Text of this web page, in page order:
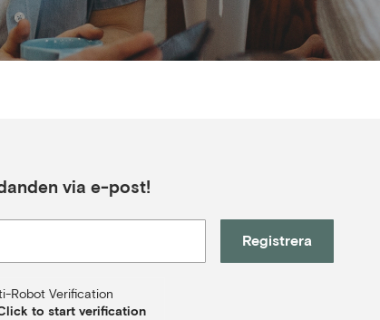
via e-post!
Registrera
Robot Verification
to start verification